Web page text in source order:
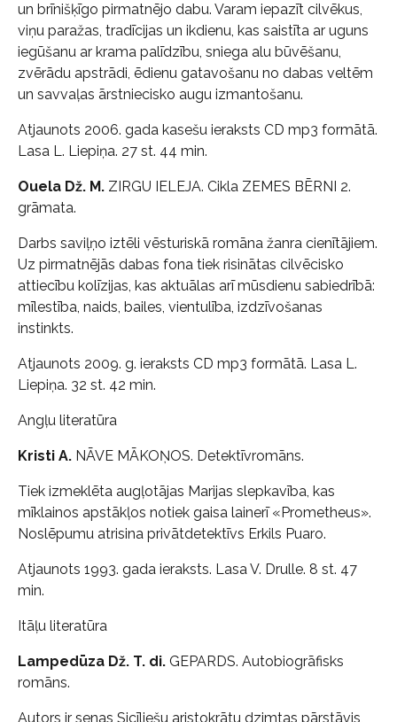
un brīnišķīgo pirmatnējo dabu. Varam iepazīt cilvēkus,
viņu paražas, tradīcijas un ikdienu, kas saistīta ar uguns
iegūšanu ar krama palīdzību, sniega alu būvēšanu,
zvērādu apstrādi, ēdienu gatavošanu no dabas veltēm
un savvaļas ārstniecisko augu izmantošanu.
Atjaunots 2006. gada kasešu ieraksts CD mp3 formātā.
Lasa L. Liepiņa. 27 st. 44 min.
Ouela Dž. M. ZIRGU IELEJA. Cikla ZEMES BĒRNI 2.
grāmata.
Darbs saviļņo iztēli vēsturiskā romāna žanra cienītājiem.
Uz pirmatnējās dabas fona tiek risinātas cilvēcisko
attiecību kolīzijas, kas aktuālas arī mūsdienu sabiedrībā:
mīlestība, naids, bailes, vientulība, izdzīvošanas
instinkts.
Atjaunots 2009. g. ieraksts CD mp3 formātā. Lasa L.
Liepiņa. 32 st. 42 min.
Angļu literatūra
Kristi A. NĀVE MĀKOŅOS. Detektīvromāns.
Tiek izmeklēta augļotājas Marijas slepkavība, kas
mīklainos apstākļos notiek gaisa lainerī «Prometheus».
Noslēpumu atrisina privātdetektīvs Erkils Puaro.
Atjaunots 1993. gada ieraksts. Lasa V. Drulle. 8 st. 47
min.
Itāļu literatūra
Lampedūza Dž. T. di. GEPARDS. Autobiogrāfisks
romāns.
Autors ir senas Sicīliešu aristokrātu dzimtas pārstāvis,